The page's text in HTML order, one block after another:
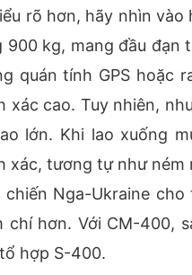
rõ hơn, hãy nhìn vào
900 kg, mang đầu đạn
quán tính GPS hoặc
xác cao. Tuy nhiên,
lớn. Khi lao xuống
xác, tương tự như
chiến Nga-Ukraine
chí hơn. Với CM-400,
hợp S-400.